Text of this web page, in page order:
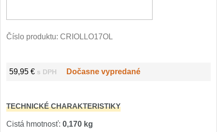
Filetovací nože 7
Nože na chleba
Vykosťovací nože
Plátkovací nože
Číslo produktu: CRIOLLO17OL
59,95 € s DPH Dočasne vypredané
TECHNICKÉ CHARAKTERISTIKY
Cistá hmotnosť: 0,170 kg